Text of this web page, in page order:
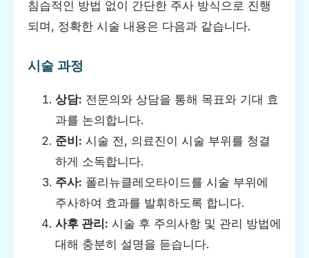
침습적인 방법 없이 간단한 주사 방식으로 진행
되며, 정확한 시술 내용은 다음과 같습니다.
시술 과정
상담: 전문의와 상담을 통해 목표와 기대 효
과를 논의합니다.
준비: 시술 전, 의료진이 시술 부위를 청결
하게 소독합니다.
주사: 폴리뉴클레오타이드를 시술 부위에
주사하여 효과를 발휘하도록 합니다.
사후 관리: 시술 후 주의사항 및 관리 방법에
대해 충분히 설명을 듣습니다.